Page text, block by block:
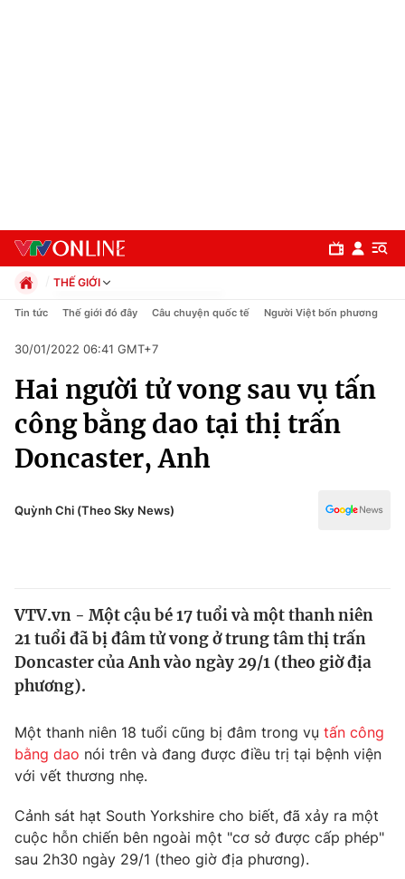
Chuyên mục
Chính trị
Xã hội
Pháp luật
Thế giới
Tin tức
Thế giới đó đây
Câu chuyện quốc tế
Kinh tế
Thị trường
Góc doanh nghiệp
Dữ liệu và đời sống
Truyền hình
Phim VTV
Hậu trường
Giải trí
Điện ảnh
THẾ GIỚI
Chính trị
Pháp luật
Kinh tế
Thể thao
Truyền hình
Văn hóa - Giải trí
Công nghệ
Tin tức Thế giới đó đây Câu chuyện quốc tế Người Việt bốn phương
30/01/2022 06:41 GMT+7
Hai người tử vong sau vụ tấn
công bằng dao tại thị trấn
Doncaster, Anh
Quỳnh Chi (Theo Sky News)
VTV.vn - Một cậu bé 17 tuổi và một thanh niên
21 tuổi đã bị đâm tử vong ở trung tâm thị trấn
Doncaster của Anh vào ngày 29/1 (theo giờ địa
phương).
Một thanh niên 18 tuổi cũng bị đâm trong vụ tấn công
bằng dao nói trên và đang được điều trị tại bệnh viện
với vết thương nhẹ.
Cảnh sát hạt South Yorkshire cho biết, đã xảy ra một
cuộc hỗn chiến bên ngoài một "cơ sở được cấp phép"
sau 2h30 ngày 29/1 (theo giờ địa phương).